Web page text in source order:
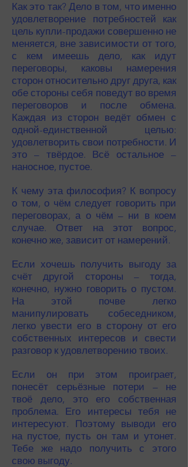
Как это так? Дело в том, что именно
удовлетворение потребностей как
цель купли-продажи совершенно не
меняется, вне зависимости от того,
с кем имеешь дело, как идут
переговоры, каковы намерения
сторон относительно друг друга, как
обе стороны себя поведут во время
переговоров и после обмена.
Каждая из сторон ведёт обмен с
одной-единственной целью:
удовлетворить свои потребности. И
это – твёрдое. Всё остальное –
наносное, пустое.
К чему эта философия? К вопросу
о том, о чём следует говорить при
переговорах, а о чём – ни в коем
случае. Ответ на этот вопрос,
конечно же, зависит от намерений.
Если хочешь получить выгоду за
счёт другой стороны – тогда,
конечно, нужно говорить о пустом.
На этой почве легко
манипулировать собеседником,
легко увести его в сторону от его
собственных интересов и свести
разговор к удовлетворению твоих.
Если он при этом проиграет,
понесёт серьёзные потери – не
твоё дело, это его собственная
проблема. Его интересы тебя не
интересуют. Поэтому выводи его
на пустое, пусть он там и утонет.
Тебе же надо получить с этого
свою выгоду.